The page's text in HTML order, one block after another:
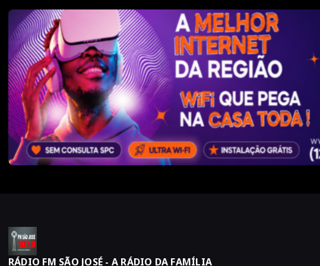
RÁDIO FM SÃO JOSÉ - A RÁDIO DA FAMÍLIA